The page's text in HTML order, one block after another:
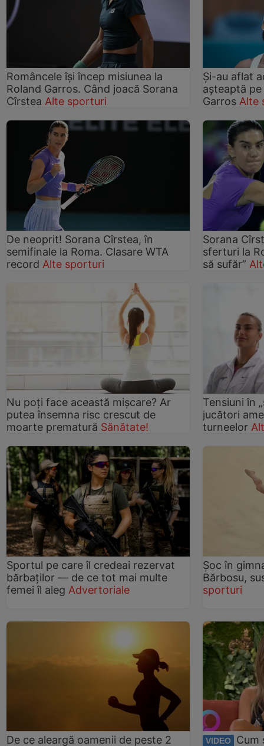
Româncele își încep misiunea la
Roland Garros. Când joacă Sorana
Cîrstea Alte sporturi
Și-au aflat
așteaptă
Garros Alte
De neoprit! Sorana Cîrstea, în
semifinale la Roma. Clasare WTA
record Alte sporturi
Sorana
sferturi la
să sufăr”
Nu poți face această mişcare? Ar
putea însemna risc crescut de
moarte prematură Sănătate!
Tensiuni în
jucători
turneelor
Sportul pe care îl credeai rezervat
bărbaților — de ce tot mai multe
femei îl aleg Advertoriale
Șoc în
Bărbosu,
sporturi
De ce aleargă oamenii de peste 2
VIDEO
Cum